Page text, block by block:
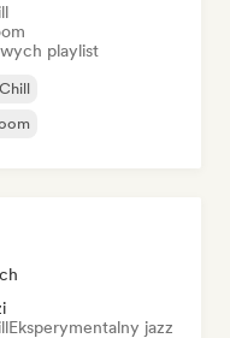
playlist
Chill
Eksperymentalny jazz